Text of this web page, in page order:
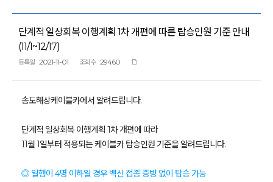
단계적 일상회복 이행계획 1차 개편에 따른 탑승인원 기준 안내
(11/1~12/17)
등록일 2021-11-01 조회수 29460
송도해상케이블카에서 알려드립니다.
단계적 일상회복 이행계획 1차 개편에 따라
11월 1일부터 적용되는 케이블카 탑승인원 기준을 알려드립니다.
◎ 일행이 4명 이하일 경우 백신 접종 증빙 없이 탑승 가능